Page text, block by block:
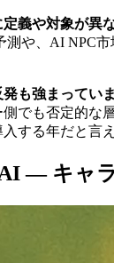
義や対象が異
測や、AI NPC
も強まってい
でも否定的な
する年だと言え
— キャ